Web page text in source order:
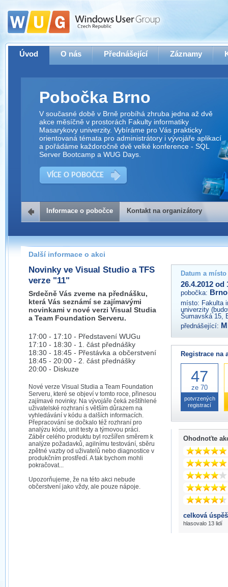
Úvod O nás Přednášející Záznamy
Pobočka Brno
V současné době v Brně probíhá zhruba jedna až dvě
akce měsíčně v prostorách Fakulty informatiky
Masarykovy univerzity. Vybíráme pro Vás prakticky
orientovaná témata pro administrátory i vývojáře aplikací
a pořádáme každoročně dvě velké konference - SQL
Server Bootcamp a WUG Days.
VÍCE O POBOČCE
Kontakt na organizátory
Pokud máte jakýkoliv dotaz na organizátory této akce,
prosím neváhejte nás kontaktovat na e-mailu:
brno@wug.cz
Informace o pobočce Kontakt na organizátory
Další informace o akci
Novinky ve Visual Studio a TFS
verze "11"
Srdečně Vás zveme na přednášku,
která Vás seznámí se zajímavými
novinkami v nové verzi Visual Studia
a Team Foundation Serveru.
17:00 - 17:10 - Představení WUGu
17:10 - 18:30 - 1. část přednášky
18:30 - 18:45 - Přestávka a občerstvení
18:45 - 20:00 - 2. část přednášky
20:00 - Diskuze
Nové verze Visual Studia a Team Foundation
Serveru, které se objeví v tomto roce, přinesou
zajímavé novinky. Na vývojáře čeká zeštíhlené
uživatelské rozhraní s větším důrazem na
vyhledávání v kódu a dalších informacích.
Přepracování se dočkalo též rozhraní pro
analýzu kódu, unit testy a týmovou práci.
Záběr celého produktu byl rozšířen směrem k
analýze požadavků, agilnímu testování, sběru
zpětné vazby od uživatelů nebo diagnostice v
produkčním prostředí. A tak bychom mohli
pokračovat...
Upozorňujeme, že na této akci nebude
občerstvení jako vždy, ale pouze nápoje.
Datum a
26.4.2012 od
pobočka: Brno
místo: Fakulta
univerzity
Šumavská 15,
přednášející:
Registrace na
47
ze 70
potvrzených
registrací
Ohodnoťte
celková
hlasovalo 13 lidí